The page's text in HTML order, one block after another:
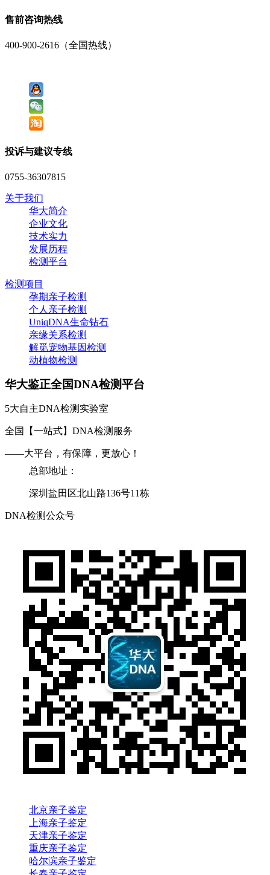
售前咨询热线
400-900-2616（全国热线）
投诉与建议专线
0755-36307815
关于我们
华大简介
企业文化
技术实力
发展历程
检测平台
检测项目
孕期亲子检测
个人亲子检测
UniqDNA生命钻石
亲缘关系检测
解觅宠物基因检测
动植物检测
华大鉴正全国DNA检测平台
5大自主DNA检测实验室
全国【一站式】DNA检测服务
——大平台，有保障，更放心！
总部地址：
深圳盐田区北山路136号11栋
DNA检测公众号
北京亲子鉴定
上海亲子鉴定
天津亲子鉴定
重庆亲子鉴定
哈尔滨亲子鉴定